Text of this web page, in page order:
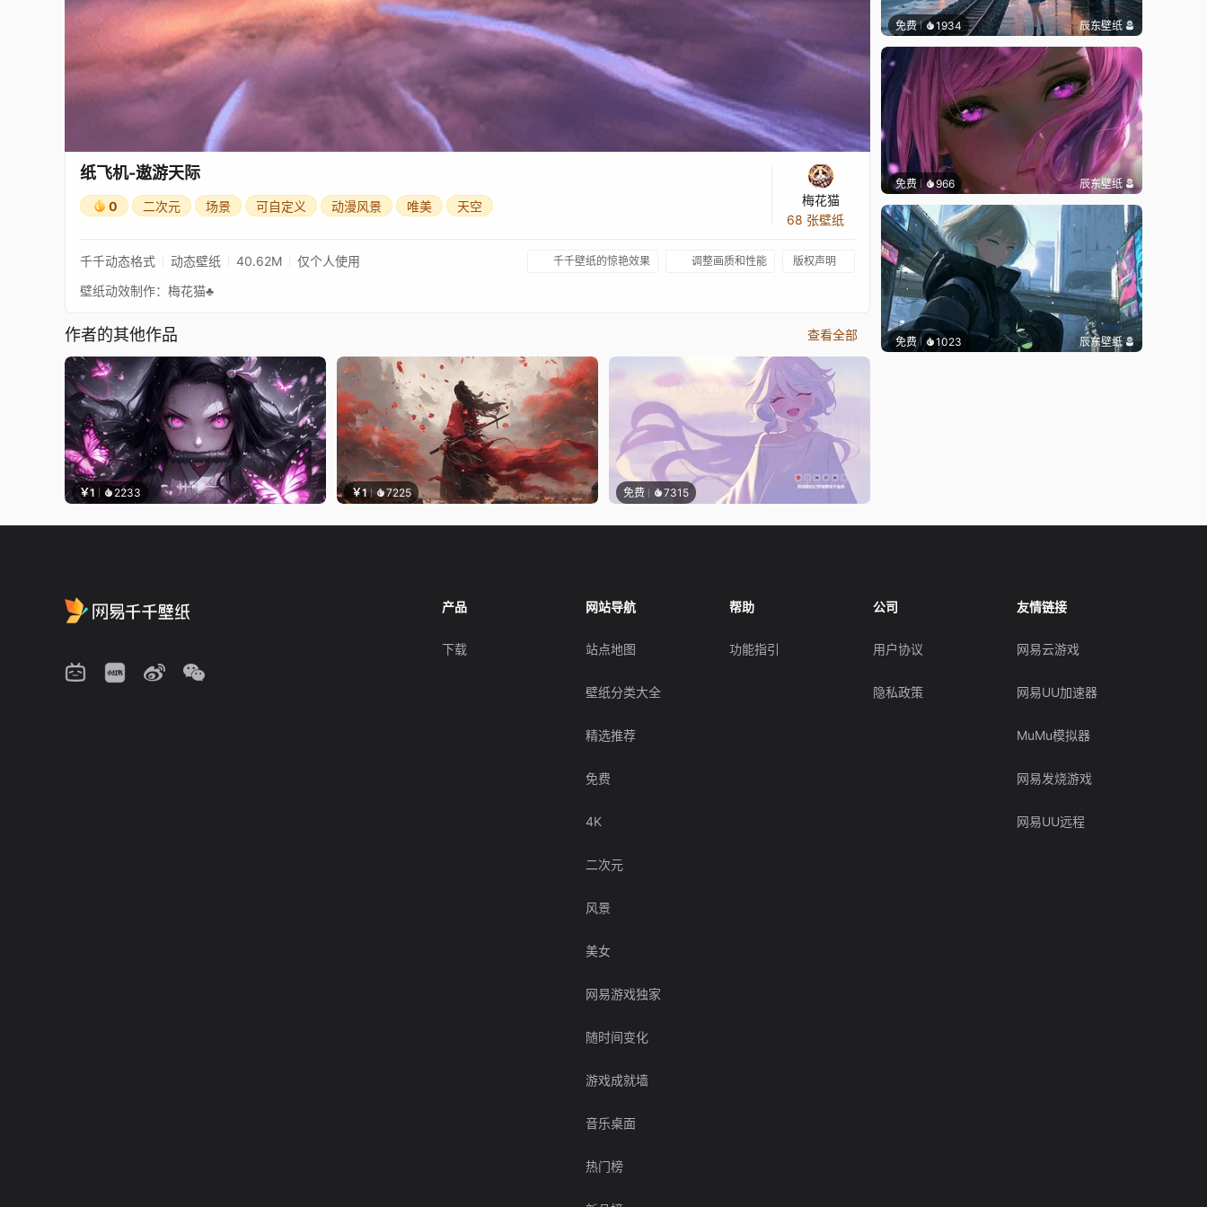
纸飞机-遨游天际
0 二次元 场景 可自定义 动漫风景 唯美 天空
梅花猫
68 张壁纸
千千动态格式 动态壁纸 40.62M 仅个人使用 千千壁纸的惊艳效果 调整画质和性能 版权声明
壁纸动效制作：梅花猫♣
作者的其他作品 查看全部
￥1 2233 ￥1 7225 免费 7315
免费 1934 辰东壁纸
免费 966 辰东壁纸
免费 1023 辰东壁纸
产品
下载
网站导航
站点地图
壁纸分类大全
精选推荐
免费
4K
二次元
风景
美女
网易游戏独家
随时间变化
游戏成就墙
音乐桌面
热门榜
帮助
功能指引
公司
用户协议
隐私政策
友情链接
网易云游戏
网易UU加速器
MuMu模拟器
网易发烧游戏
网易UU远程